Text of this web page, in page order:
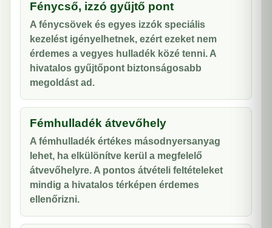
Fénycső, izzó gyűjtő pont
A fénycsövek és egyes izzók speciális
kezelést igényelhetnek, ezért ezeket nem
érdemes a vegyes hulladék közé tenni. A
hivatalos gyűjtőpont biztonságosabb
megoldást ad.
Fémhulladék átvevőhely
A fémhulladék értékes másodnyersanyag
lehet, ha elkülönítve kerül a megfelelő
átvevőhelyre. A pontos átvételi feltételeket
mindig a hivatalos térképen érdemes
ellenőrizni.